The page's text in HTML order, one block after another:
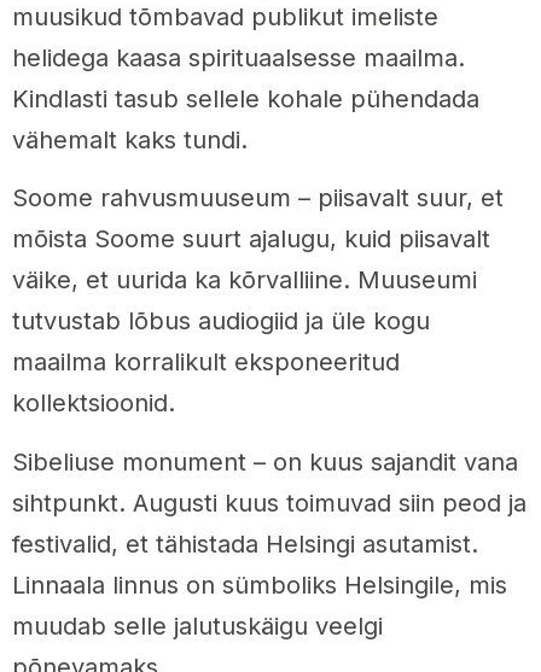
muusikud tõmbavad publikut imeliste
helidega kaasa spirituaalsesse maailma.
Kindlasti tasub sellele kohale pühendada
vähemalt kaks tundi.
Soome rahvusmuuseum – piisavalt suur, et
mõista Soome suurt ajalugu, kuid piisavalt
väike, et uurida ka kõrvalliine. Muuseumi
tutvustab lõbus audiogiid ja üle kogu
maailma korralikult eksponeeritud
kollektsioonid.
Sibeliuse monument – on kuus sajandit vana
sihtpunkt. Augusti kuus toimuvad siin peod ja
festivalid, et tähistada Helsingi asutamist.
Linnaala linnus on sümboliks Helsingile, mis
muudab selle jalutuskäigu veelgi